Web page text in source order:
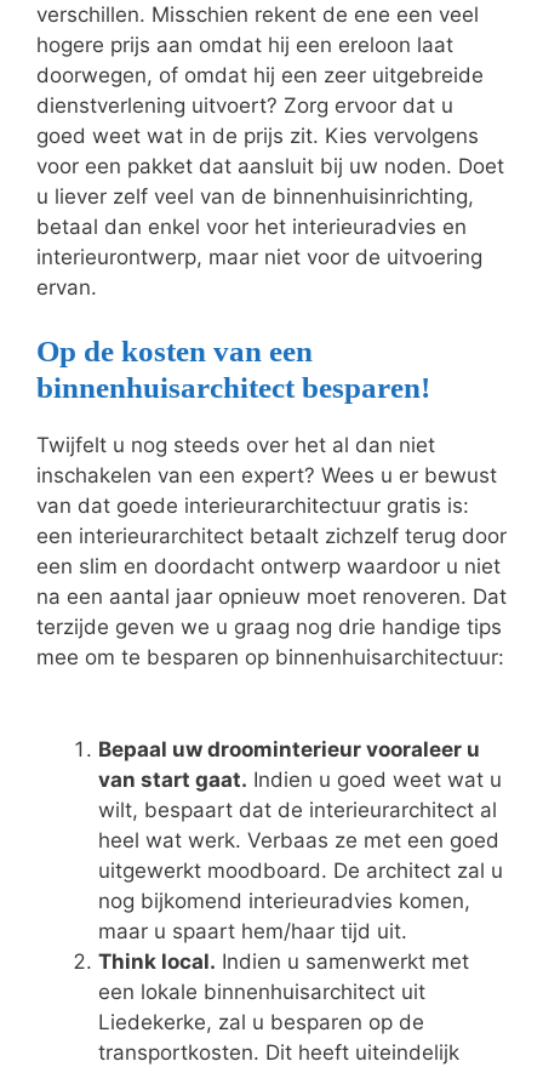
verschillen. Misschien rekent de ene een veel
hogere prijs aan omdat hij een ereloon laat
doorwegen, of omdat hij een zeer uitgebreide
dienstverlening uitvoert? Zorg ervoor dat u
goed weet wat in de prijs zit. Kies vervolgens
voor een pakket dat aansluit bij uw noden. Doet
u liever zelf veel van de binnenhuisinrichting,
betaal dan enkel voor het interieuradvies en
interieurontwerp, maar niet voor de uitvoering
ervan.
Op de kosten van een
binnenhuisarchitect besparen!
Twijfelt u nog steeds over het al dan niet
inschakelen van een expert? Wees u er bewust
van dat goede interieurarchitectuur gratis is:
een interieurarchitect betaalt zichzelf terug door
een slim en doordacht ontwerp waardoor u niet
na een aantal jaar opnieuw moet renoveren. Dat
terzijde geven we u graag nog drie handige tips
mee om te besparen op binnenhuisarchitectuur:
Bepaal uw droominterieur vooraleer u
van start gaat. Indien u goed weet wat u
wilt, bespaart dat de interieurarchitect al
heel wat werk. Verbaas ze met een goed
uitgewerkt moodboard. De architect zal u
nog bijkomend interieuradvies komen,
maar u spaart hem/haar tijd uit.
Think local. Indien u samenwerkt met
een lokale binnenhuisarchitect uit
Liedekerke, zal u besparen op de
transportkosten. Dit heeft uiteindelijk